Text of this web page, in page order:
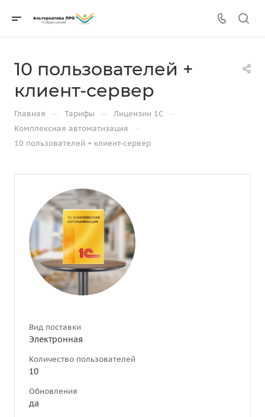
10 пользователей +
клиент-сервер
Главная — Тарифы — Лицензии 1С —
Комплексная автоматизация —
10 пользователей + клиент-сервер
Вид поставки
Электронная
Количество пользователей
10
Обновления
да